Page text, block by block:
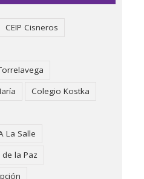
CEIP Cisneros
Colegio Kostka
La Salle
la Paz